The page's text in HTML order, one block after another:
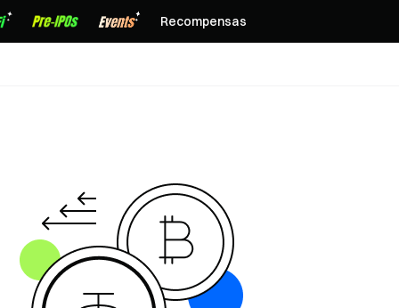
Recompensas